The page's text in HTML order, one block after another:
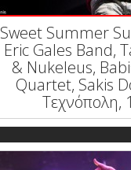
Sweet Summer
Eric Gales Band,
& Nukeleus,
Quartet, Sakis
Τεχνόπολη,